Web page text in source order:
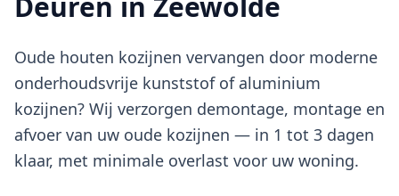
Oude houten kozijnen vervangen door moderne
onderhoudsvrije kunststof of aluminium
kozijnen? Wij verzorgen demontage, montage en
afvoer van uw oude kozijnen — in 1 tot 3 dagen
klaar, met minimale overlast voor uw woning.